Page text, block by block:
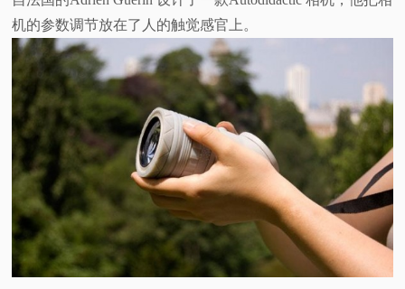
讯
评
科
机的参数调节放在了人的触觉感官上。